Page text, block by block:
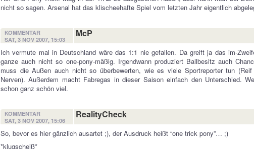
nicht so sagen. Arsenal hat das klischeehafte Spiel vom letzten Jahr eigentlich
KOMMENTAR
SAT, 3 NOV 2007, 15:03
McP
Ich vermute mal in Deutschland wäre das 1:1 nie gefallen. Da greift ja das im-
ganze auch nicht so one-pony-mäßig. Irgendwann produziert Ballbesitz auch
muss die Außen auch nicht so überbewerten, wie es viele Sportreporter tun
Nerven). Außerdem macht Fabregas in dieser Saison einfach den Unterschied.
schon ganz schön viel.
KOMMENTAR
SAT, 3 NOV 2007, 15:06
RealityCheck
So, bevor es hier gänzlich ausartet ;), der Ausdruck heißt “one trick pony”… ;)
*klugscheiß*